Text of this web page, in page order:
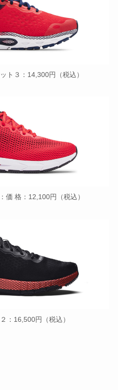
ト３：14,300円（税込）
価 格：12,100円（税込）
：16,500円（税込）